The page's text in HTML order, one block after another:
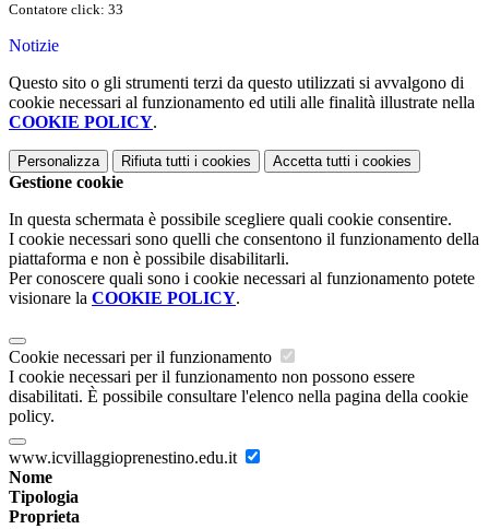
Contatore click: 33
Notizie
Questo sito o gli strumenti terzi da questo utilizzati si avvalgono di
cookie necessari al funzionamento ed utili alle finalità illustrate nella
COOKIE POLICY.
Personalizza Rifiuta tutti i cookies Accetta tutti i cookies
Gestione cookie
In questa schermata è possibile scegliere quali cookie consentire.
I cookie necessari sono quelli che consentono il funzionamento della
piattaforma e non è possibile disabilitarli.
Per conoscere quali sono i cookie necessari al funzionamento potete
visionare la COOKIE POLICY.
Cookie necessari per il funzionamento
I cookie necessari per il funzionamento non possono essere
disabilitati. È possibile consultare l'elenco nella pagina della cookie
policy.
www.icvillaggioprenestino.edu.it
Nome
Tipologia
Proprieta